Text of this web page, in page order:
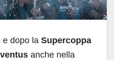
e dopo la Supercoppa
anche nella